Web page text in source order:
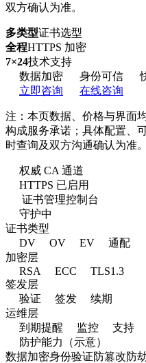
双方确认为准。
多类型证书选型
全程HTTPS 加密
7×24技术支持
数据加密
身份可信
立即咨询
在线咨询
注：本页数据、价格与界面
构成服务承诺；具体配置、
时查询及双方沟通确认为准。
权威 CA 通道
HTTPS 已启用
证书管理控制台
守护中
证书类型
DV
OV EV
通配
加密层
RSA
ECC
TLS1.3
签发层
验证
签发
续期
运维层
到期提醒
监控
支持
防护能力（示意）
数据加密身份验证防篡改防